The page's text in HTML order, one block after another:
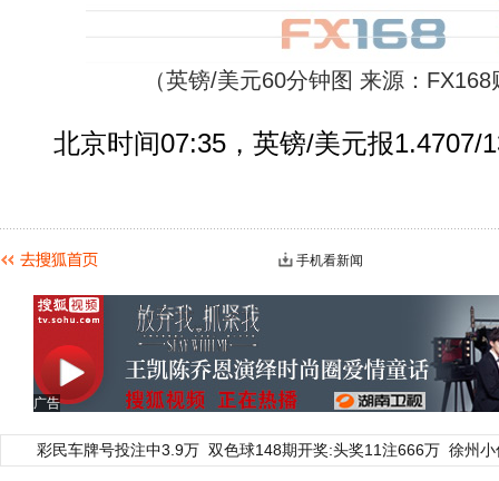
（英镑/美元60分钟图 来源：
北京时间07:35，英镑/美元报1.4707/
手机看新闻
广告
彩民车牌号投注中3.9万 双色球148期开奖:头奖11注666万 徐州